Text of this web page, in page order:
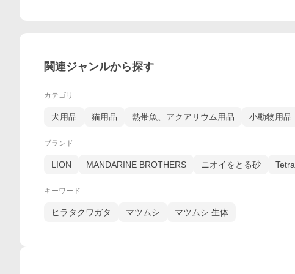
関連ジャンルから探す
カテゴリ
犬用品 猫用品 熱帯魚、アクアリウム用品 小動物用品
ブランド
LION MANDARINE BROTHERS ニオイをとる砂 Tetra
キーワード
ヒラタクワガタ マツムシ マツムシ 生体